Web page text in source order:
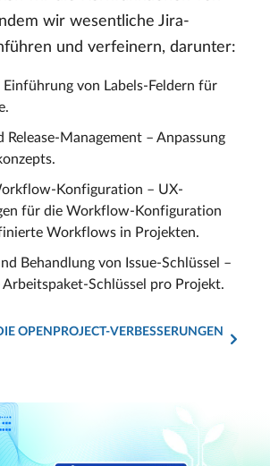
wir wesentliche Jira-
und verfeinern, darunter:
Einführung von Labels-Feldern für
Release-Management – Anpassung
Konfiguration – UX-
für die Workflow-Konfiguration
Workflows in Projekten.
Behandlung von Issue-Schlüssel –
Arbeitspaket-Schlüssel pro Projekt.
OPENPROJECT-VERBESSERUNGEN